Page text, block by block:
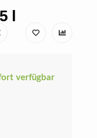
l
verfügbar